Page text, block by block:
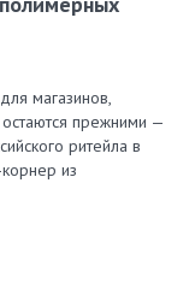
магазинов,
прежними —
ритейла в
из